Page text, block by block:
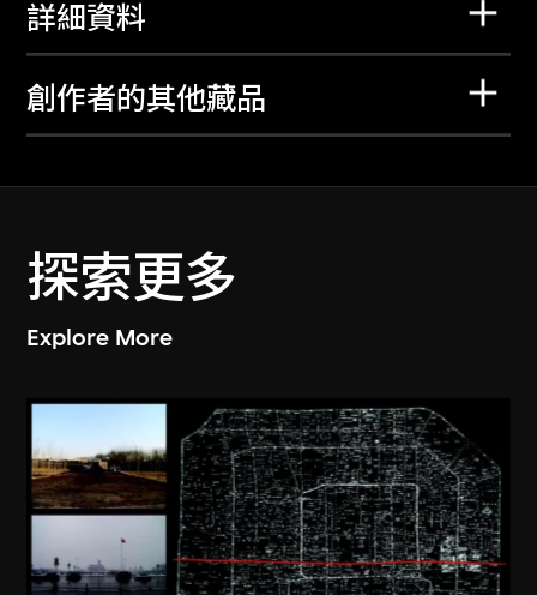
詳細資料
創作者的其他藏品
探索更多
Explore More